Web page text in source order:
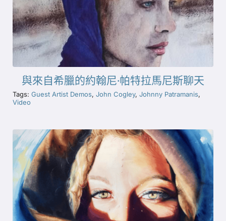
與來自希臘的約翰尼·帕特拉馬尼斯聊天
Tags: Guest Artist Demos, John Cogley, Johnny Patramanis,
Video